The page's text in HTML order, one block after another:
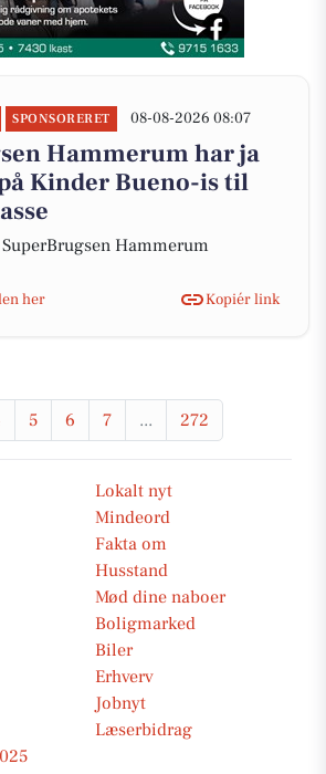
SPONSORERET 08-08-2026 08:07
Hammerum har ja
Kinder Bueno-is til
Hammerum
her Kopiér link
5 6 7 ... 272
Lokalt nyt
Mindeord
Fakta om
Husstand
Mød dine naboer
Boligmarked
Biler
Erhverv
Jobnyt
Læserbidrag